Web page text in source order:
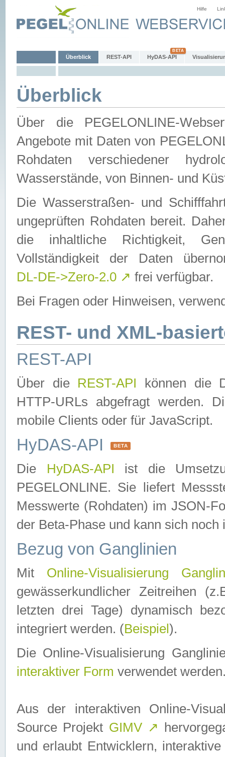
Hilfe
Überblick REST-API HyDAS-API
Überblick
Über die PEGELONLINE-
Angebote mit Daten von
Rohdaten verschiedener
Wasserstände, von Binnen- und
Die Wasserstraßen- und
ungeprüften Rohdaten bereit.
die inhaltliche Richtigkeit,
Vollständigkeit der Daten
DL-DE->Zero-2.0 ↗ frei verfügbar.
Bei Fragen oder Hinweisen,
REST- und XML-
REST-API
Über die REST-API können die
HTTP-URLs abgefragt werden.
mobile Clients oder für JavaScript.
HyDAS-API BETA
Die HyDAS-API ist die
PEGELONLINE. Sie liefert
Messwerte (Rohdaten) im JSON-
der Beta-Phase und kann sich noch
Bezug von Ganglinien
Mit Online-Visualisierung
gewässerkundlicher Zeitreihen
letzten drei Tage) dynamisch
integriert werden. (Beispiel ).
Die Online-Visualisierung
interaktiver Form verwendet
Aus der interaktiven Online-
Source Projekt GIMV ↗
und erlaubt Entwicklern,